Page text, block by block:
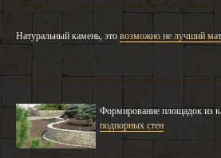
Натуральный камень, это возможно не лучший
Формирование площадок из
подпорных стен